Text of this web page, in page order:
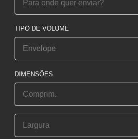
TIPO DE VOLUME
DIMENSÕES